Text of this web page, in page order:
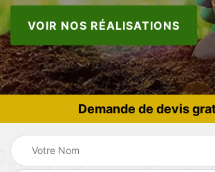
VOIR NOS RÉALISATIONS
Demande de devis